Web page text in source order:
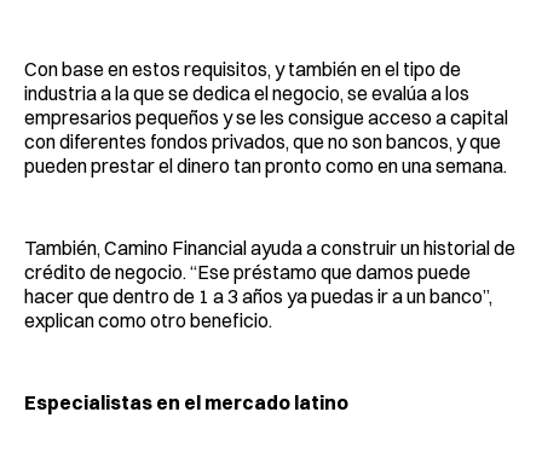
Con base en estos requisitos, y también en el tipo de
industria a la que se dedica el negocio, se evalúa a los
empresarios pequeños y se les consigue acceso a capital
con diferentes fondos privados, que no son bancos, y que
pueden prestar el dinero tan pronto como en una semana.
También, Camino Financial ayuda a construir un historial de
crédito de negocio. “Ese préstamo que damos puede
hacer que dentro de 1 a 3 años ya puedas ir a un banco”,
explican como otro beneficio.
Especialistas en el mercado latino